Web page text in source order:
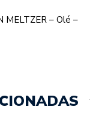
MELTZER – Olé –